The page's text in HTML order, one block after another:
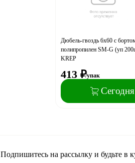
Дюбель-гвоздь 6x60 с
полипропилен SM-G (уп
KREP
413 ₽/упак
Сегодня
Подпишитесь на рассылку и будьте в